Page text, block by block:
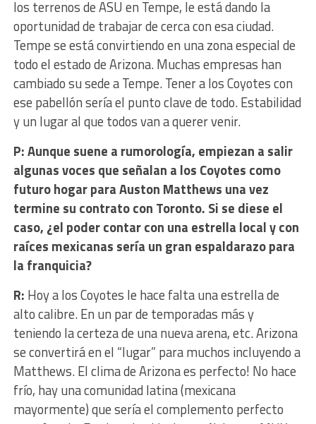
los terrenos de ASU en Tempe, le está dando la
oportunidad de trabajar de cerca con esa ciudad.
Tempe se está convirtiendo en una zona especial de
todo el estado de Arizona. Muchas empresas han
cambiado su sede a Tempe. Tener a los Coyotes con
ese pabellón sería el punto clave de todo. Estabilidad
y un lugar al que todos van a querer venir.
P: Aunque suene a rumorología, empiezan a salir
algunas voces que señalan a los Coyotes como
futuro hogar para Auston Matthews una vez
termine su contrato con Toronto. Si se diese el
caso, ¿el poder contar con una estrella local y con
raíces mexicanas sería un gran espaldarazo para
la franquicia?
R: Hoy a los Coyotes le hace falta una estrella de
alto calibre. En un par de temporadas más y
teniendo la certeza de una nueva arena, etc. Arizona
se convertirá en el “lugar” para muchos incluyendo a
Matthews. El clima de Arizona es perfecto! No hace
frío, hay una comunidad latina (mexicana
mayormente) que sería el complemento perfecto